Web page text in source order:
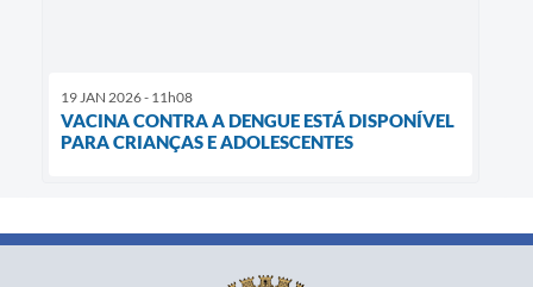
19 JAN 2026 - 11h08
VACINA CONTRA A DENGUE ESTÁ DISPONÍVEL
PARA CRIANÇAS E ADOLESCENTES